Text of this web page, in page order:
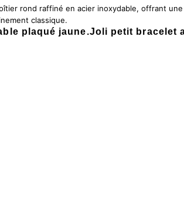
rond raffiné en acier inoxydable, offrant
classique.
plaqué jaune.Joli petit bracelet